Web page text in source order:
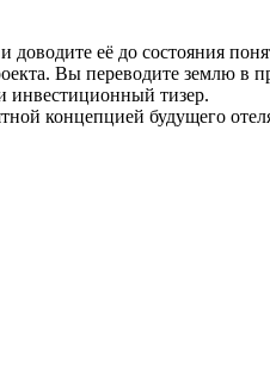
её до состояния
Вы переводите землю в
инвестиционный тизер.
концепцией будущего